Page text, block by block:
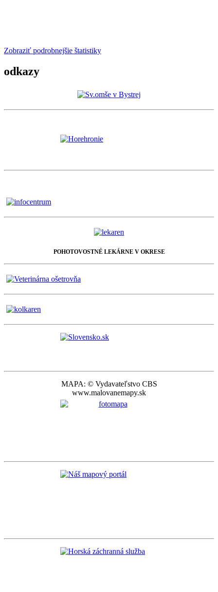
Zobraziť podrobnejšie štatistiky
odkazy
POHOTOVOSTNÉ LEKÁRNE V OKRESE
MAPA: © Vydavateľstvo CBS
www.malovanemapy.sk